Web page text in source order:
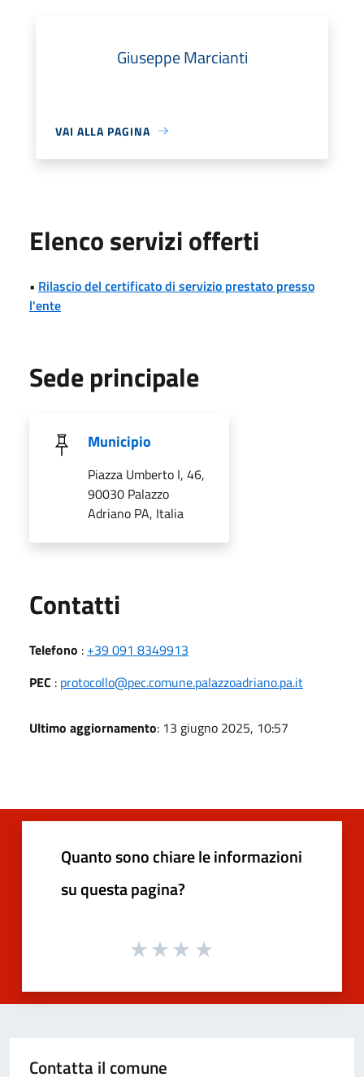
Giuseppe Marcianti
VAI ALLA PAGINA
Elenco servizi offerti
• Rilascio del certificato di servizio prestato presso
l'ente
Sede principale
Municipio
Piazza Umberto I, 46,
90030 Palazzo
Adriano PA, Italia
Contatti
Telefono : +39 091 8349913
PEC : protocollo@pec.comune.palazzoadriano.pa.it
Ultimo aggiornamento: 13 giugno 2025, 10:57
Quanto sono chiare le informazioni
su questa pagina?
Contatta il comune